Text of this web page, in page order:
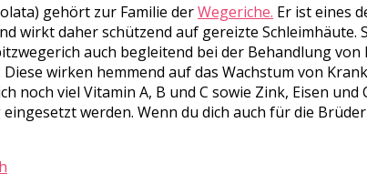
gehört zur Familie derWegeriche. Er ist eines
wirkt daher schützend auf gereizte
auch begleitend bei der Behandlung
wirken hemmend auf das Wachstum von
noch viel Vitamin A, B und C sowie Zink, Eisen
werden. Wenn du dich auch für die